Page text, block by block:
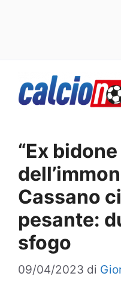
“Ex bidone
Cassano
pesante:
sfogo
09/04/2023 di